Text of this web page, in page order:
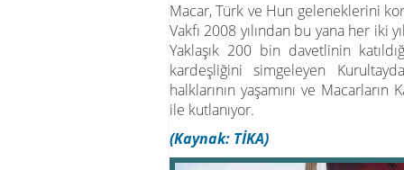
Macar, Türk ve Hun geleneklerini
Vakfı 2008 yılından bu yana her iki
Yaklaşık 200 bin davetlinin
kardeşliğini simgeleyen
halklarının yaşamını ve
ile kutlanıyor.
(Kaynak: TİKA)